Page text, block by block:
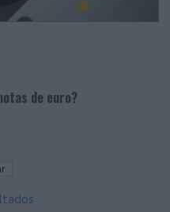
de euro?